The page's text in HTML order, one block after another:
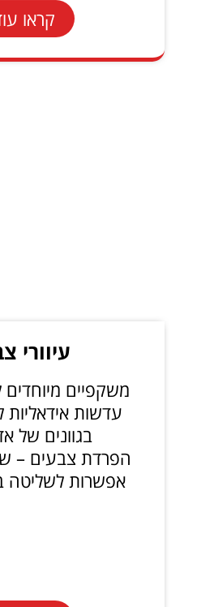
קראו
עיוורי
משקפיים מיוחדים
עדשות אידאליות
בגוונים של
הפרדת צבעים –
אפשרות לשליטה